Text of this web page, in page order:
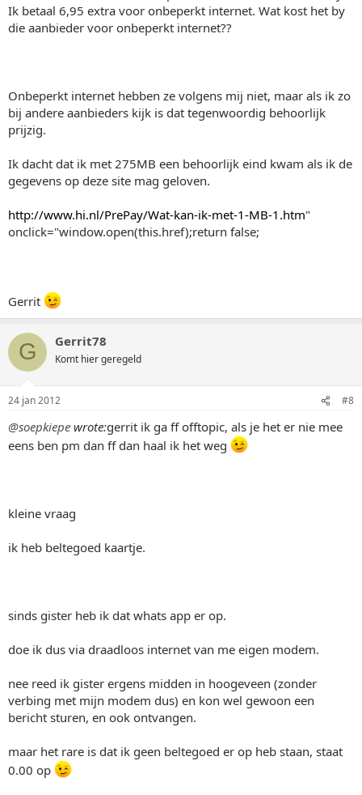
Ik betaal 6,95 extra voor onbeperkt internet. Wat kost het by
die aanbieder voor onbeperkt internet??
Onbeperkt internet hebben ze volgens mij niet, maar als ik zo
bij andere aanbieders kijk is dat tegenwoordig behoorlijk
prijzig.
Ik dacht dat ik met 275MB een behoorlijk eind kwam als ik de
gegevens op deze site mag geloven.
http://www.hi.nl/PrePay/Wat-kan-ik-met-1-MB-1.htm"
onclick="window.open(this.href);return false;
Gerrit
G Gerrit78
Komt hier geregeld
24 jan 2012 #8
@soepkiepe wrote:gerrit ik ga ff offtopic, als je het er nie mee
eens ben pm dan ff dan haal ik het weg
kleine vraag
ik heb beltegoed kaartje.
sinds gister heb ik dat whats app er op.
doe ik dus via draadloos internet van me eigen modem.
nee reed ik gister ergens midden in hoogeveen (zonder
verbing met mijn modem dus) en kon wel gewoon een
bericht sturen, en ook ontvangen.
maar het rare is dat ik geen beltegoed er op heb staan, staat
0.00 op